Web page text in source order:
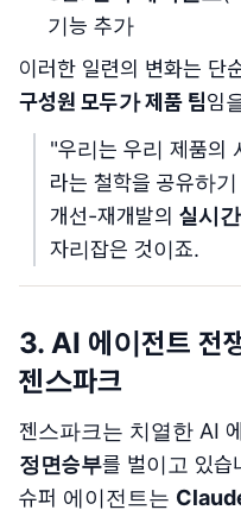
기능 추가
이러한 일련의 변화는 단
구성원 모두가 제품 팀임
"우리는 우리 제품의
라는 철학을 공유하
개선-재개발의 실시
자리잡은 것이죠.
3. AI 에이전트 전
젠스파크
젠스파크는 치열한 AI
정면승부를 벌이고 있습
슈퍼 에이전트는